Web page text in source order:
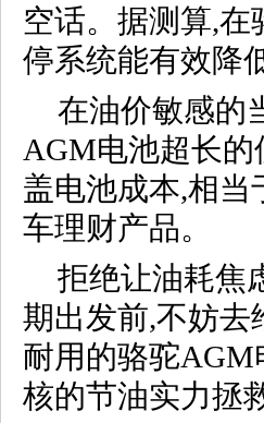
空话。据测算,
停系统能有效降
在油价敏感的
AGM电池超长
盖电池成本,相当
车理财产品。
拒绝让油耗焦
期出发前,不妨去
耐用的骆驼
核的节油实力拯